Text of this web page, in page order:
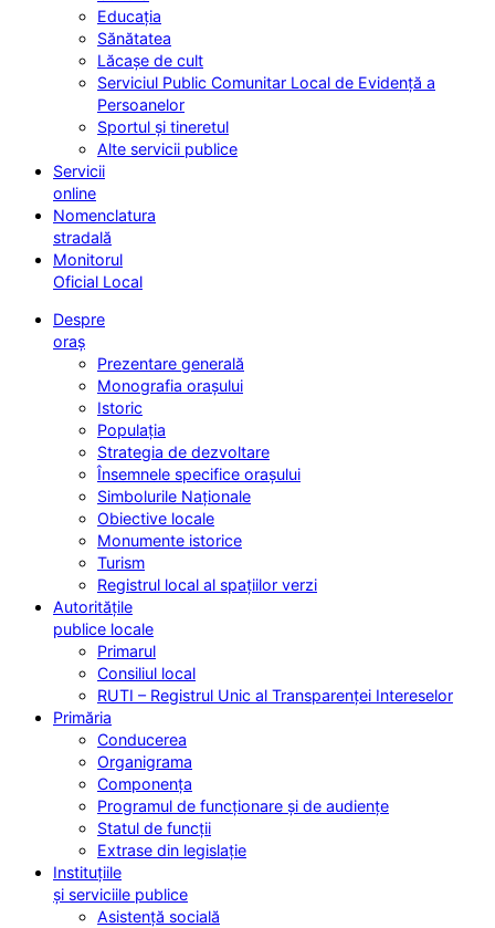
Educația
Sănătatea
Lăcașe de cult
Serviciul Public Comunitar Local de Evidență a
Persoanelor
Sportul și tineretul
Alte servicii publice
Servicii
online
Nomenclatura
stradală
Monitorul
Oficial Local
Despre
oraș
Prezentare generală
Monografia orașului
Istoric
Populația
Strategia de dezvoltare
Însemnele specifice orașului
Simbolurile Naționale
Obiective locale
Monumente istorice
Turism
Registrul local al spațiilor verzi
Autoritățile
publice locale
Primarul
Consiliul local
RUTI – Registrul Unic al Transparenței Intereselor
Primăria
Conducerea
Organigrama
Componența
Programul de funcționare și de audiențe
Statul de funcții
Extrase din legislație
Instituțiile
și serviciile publice
Asistență socială